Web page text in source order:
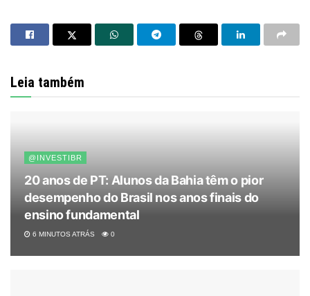
Leia também
@INVESTIBR
20 anos de PT: Alunos da Bahia têm o pior
desempenho do Brasil nos anos finais do
ensino fundamental
6 MINUTOS ATRÁS 0